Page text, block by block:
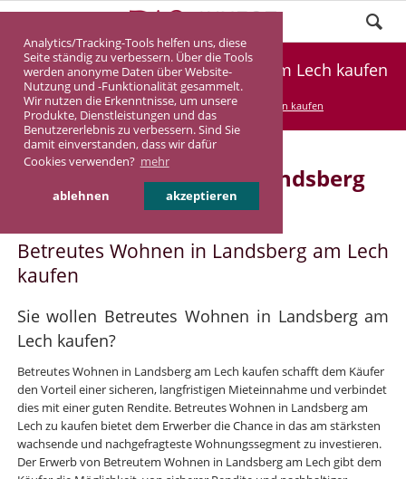
Analytics/Tracking-Tools helfen uns, diese
Seite ständig zu verbessern. Über die Tools
werden anonyme Daten über Website-
Nutzung und -Funktionalität gesammelt.
Wir nutzen die Erkenntnisse, um unsere
Produkte, Dienstleistungen und das
Benutzererlebnis zu verbessern. Sind Sie
damit einverstanden, dass wir dafür
Cookies verwenden? mehr
ablehnen akzeptieren
Betreutes Wohnen in Landsberg am Lech kaufen
DASINVEST Service Betreutes Wohnen kaufen
Betreutes Wohnen in Landsberg
am Lech
Betreutes Wohnen in Landsberg am Lech
kaufen
Sie wollen Betreutes Wohnen in Landsberg am
Lech kaufen?
Betreutes Wohnen in Landsberg am Lech kaufen schafft dem Käufer
den Vorteil einer sicheren, langfristigen Mieteinnahme und verbindet
dies mit einer guten Rendite. Betreutes Wohnen in Landsberg am
Lech zu kaufen bietet dem Erwerber die Chance in das am stärksten
wachsende und nachgefragteste Wohnungssegment zu investieren.
Der Erwerb von Betreutem Wohnen in Landsberg am Lech gibt dem